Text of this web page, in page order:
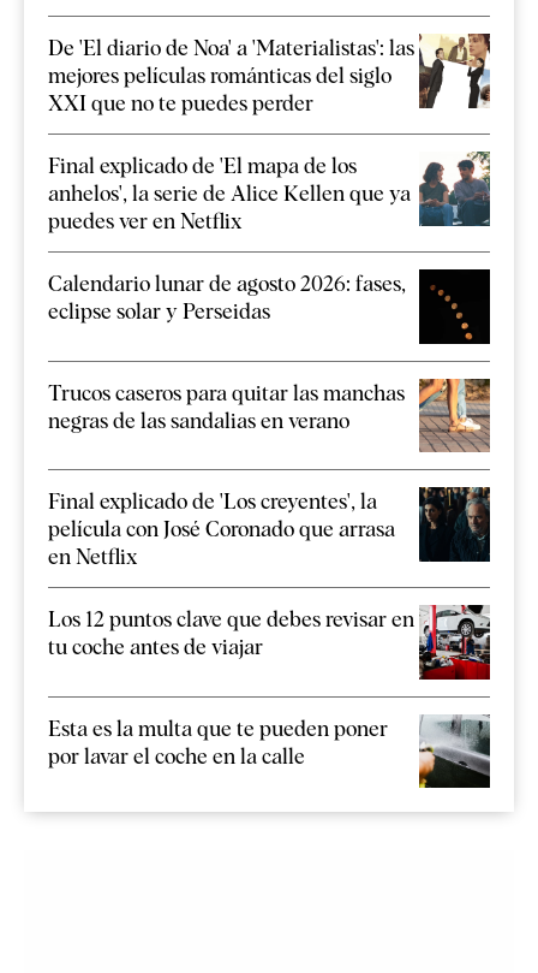
De 'El diario de Noa' a 'Materialistas': las
mejores películas románticas del siglo
XXI que no te puedes perder
Final explicado de 'El mapa de los
anhelos', la serie de Alice Kellen que ya
puedes ver en Netflix
Calendario lunar de agosto 2026: fases,
eclipse solar y Perseidas
Trucos caseros para quitar las manchas
negras de las sandalias en verano
Final explicado de 'Los creyentes', la
película con José Coronado que arrasa
en Netflix
Los 12 puntos clave que debes revisar en
tu coche antes de viajar
Esta es la multa que te pueden poner
por lavar el coche en la calle